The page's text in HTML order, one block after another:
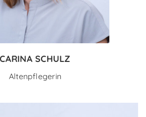
CARINA SCHULZ
Altenpflegerin